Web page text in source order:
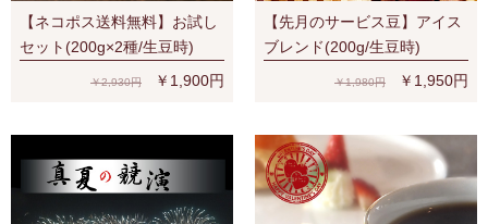
【ネコポス送料無料】お試し
セット(200g×2種/生豆時)
￥2,930円 ￥1,900円
【先月のサービス豆】アイス
ブレンド(200g/生豆時)
￥1,980円 ￥1,950円